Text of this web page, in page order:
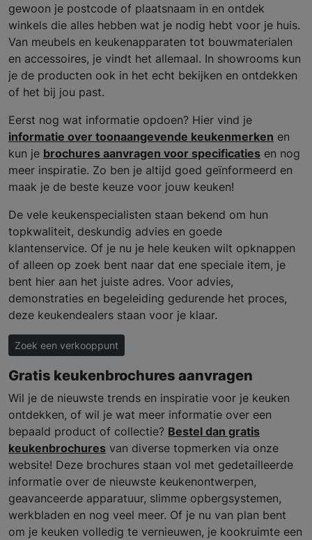
gewoon je postcode of plaatsnaam in en ontdek
winkels die alles hebben wat je nodig hebt voor je huis.
Van meubels en keukenapparaten tot bouwmaterialen
en accessoires, je vindt het allemaal. In showrooms kun
je de producten ook in het echt bekijken en ontdekken
of het bij jou past.
Eerst nog wat informatie opdoen? Hier vind je
informatie over toonaangevende keukenmerken en
kun je brochures aanvragen voor specificaties en nog
meer inspiratie. Zo ben je altijd goed geïnformeerd en
maak je de beste keuze voor jouw keuken!
De vele keukenspecialisten staan bekend om hun
topkwaliteit, deskundig advies en goede
klantenservice. Of je nu je hele keuken wilt opknappen
of alleen op zoek bent naar dat ene speciale item, je
bent hier aan het juiste adres. Voor advies,
demonstraties en begeleiding gedurende het proces,
deze keukendealers staan voor je klaar.
Zoek een verkooppunt
Gratis keukenbrochures aanvragen
Wil je de nieuwste trends en inspiratie voor je keuken
ontdekken, of wil je wat meer informatie over een
bepaald product of collectie? Bestel dan gratis
keukenbrochures van diverse topmerken via onze
website! Deze brochures staan vol met gedetailleerde
informatie over de nieuwste keukenontwerpen,
geavanceerde apparatuur, slimme opbergsystemen,
werkbladen en nog veel meer. Of je nu van plan bent
om je keuken volledig te vernieuwen, je kookruimte een